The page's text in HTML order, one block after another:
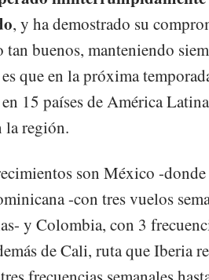
, y ha demostrado su
buenos, manteniendo
que en la próxima
15 países de América
la región.
son México -
-con tres vuelos
y Colombia, con 3
de Cali, ruta que Iberia